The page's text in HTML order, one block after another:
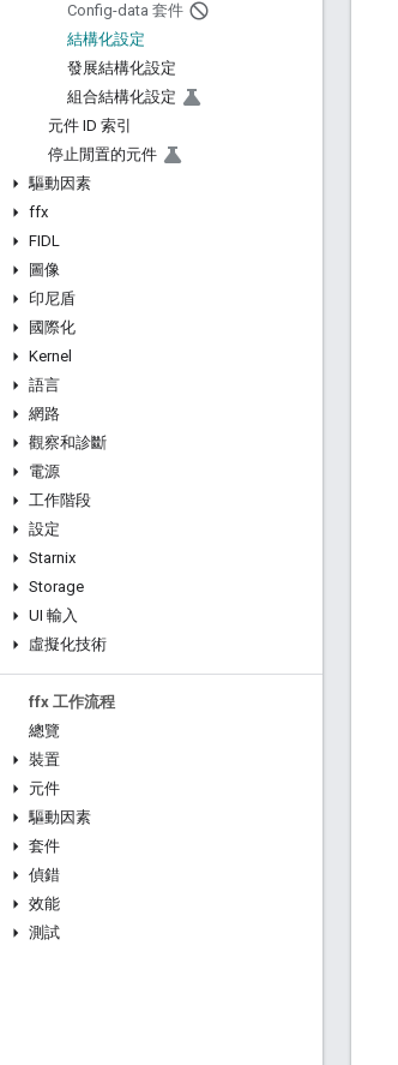
Config-data 套件
結構化設定
發展結構化設定
組合結構化設定
元件 ID 索引
停止閒置的元件
驅動因素
ffx
FIDL
圖像
印尼盾
國際化
Kernel
語言
網路
觀察和診斷
電源
工作階段
設定
Starnix
Storage
UI 輸入
虛擬化技術
ffx 工作流程
總覽
裝置
元件
驅動因素
套件
偵錯
效能
測試